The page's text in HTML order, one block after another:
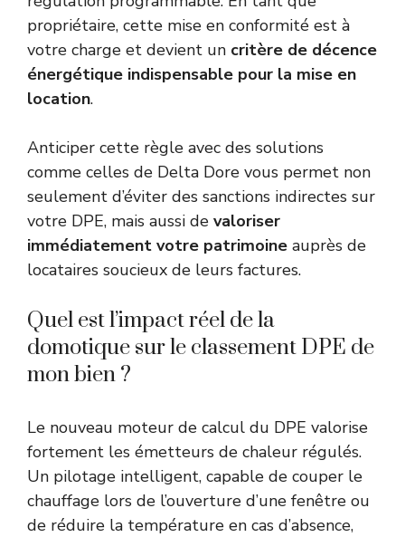
propriétaire, cette mise en conformité est à
votre charge et devient un critère de décence
énergétique indispensable pour la mise en
location.
Anticiper cette règle avec des solutions
comme celles de Delta Dore vous permet non
seulement d’éviter des sanctions indirectes sur
votre DPE, mais aussi de valoriser
immédiatement votre patrimoine auprès de
locataires soucieux de leurs factures.
Quel est l’impact réel de la
domotique sur le classement DPE de
mon bien ?
Le nouveau moteur de calcul du DPE valorise
fortement les émetteurs de chaleur régulés.
Un pilotage intelligent, capable de couper le
chauffage lors de l’ouverture d’une fenêtre ou
de réduire la température en cas d’absence,